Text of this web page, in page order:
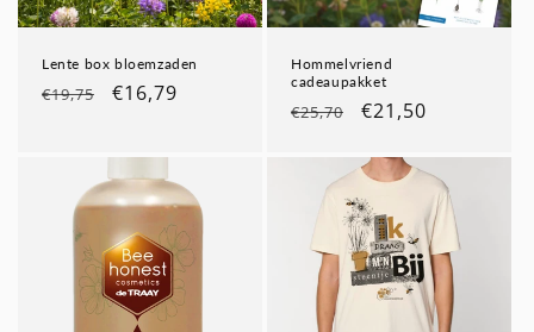
Lente box bloemzaden
Normale
€19,75 Aanbiedingsprijs
€16,79
Hommelvriend
cadeaupakket
Normale
€25,70 Aanbiedingsprijs
€21,50